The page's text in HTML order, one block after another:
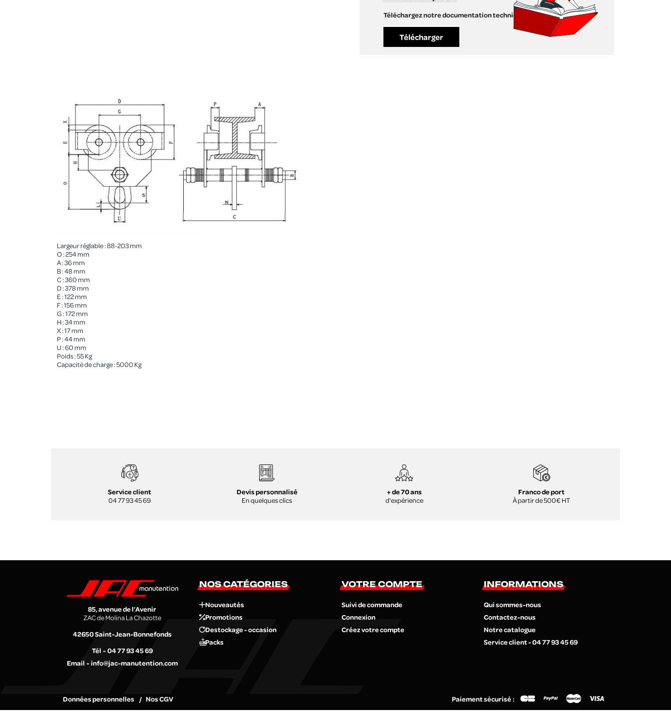
Téléchargez notre documentation technique !
Télécharger
Largeur réglable : 88-203 mm
O : 254 mm
A : 36 mm
B : 48 mm
C : 360 mm
D : 378 mm
E : 122 mm
F : 156 mm
G : 172 mm
H : 34 mm
X : 17 mm
P : 44 mm
U : 60 mm
Poids : 55 Kg
Capacité de charge : 5000 Kg
Service client
04 77 93 45 69
Devis personnalisé
En quelques clics
+ de 70 ans
d'expérience
Franco de port
À partir de 500€ HT
85, avenue de l’Avenir
ZAC de Molina La Chazotte
42650Saint-Jean-Bonnefonds
Tél
04 77 93 45 69
Email
info@jac-manutention.com
NOS CATÉGORIES
Nouveautés
Promotions
Destockage - occasion
Packs
INFORMATIONS
Qui sommes-nous
Contactez-nous
Notre catalogue
Service client - 04 77 93 45 69
VOTRE COMPTE
Suivi de commande
Connexion
Créez votre compte
Données personnelles Nos CGV Paiement sécurisé